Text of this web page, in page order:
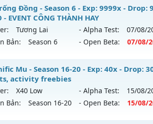
Atlans - free 99%,boss
mới ra tháng 08 2026 - Mở máy chủ
500x - Drop: 20%
loại: Mu Nguyên bản Webzen
chống hack 99%
Đồng - Season 6 - Exp: 9999x - Drop:
- EVENT CÔNG THÀNH HAY
Tương Lai - Alpha Test: 07/08/
Bản:
Season 6 - Open Beta: 07/08/
Trống Đồng - RESET AUTO - EVENT
mới ra tháng 08 2026 - Mở máy chủ
9999x - Drop: 90%
Mu - Season 16-20 - Exp: 40x - Drop:
activity freebies
X40 Low - Alpha Test: 15/08/
Bản:
Season 16-20 - Open Beta: 15/08/